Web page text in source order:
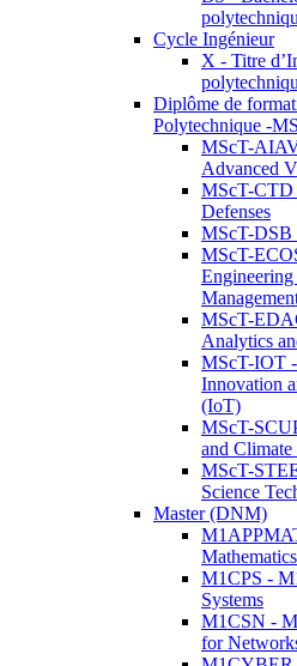
Cycle Ingénieur
X - Titre
Diplôme de
Polytechnique -
MScT-
Advanced
MScT-CTD
Defenses
MScT-DSB
MScT-
MScT-
Analytics
MScT-IOT
Innovation
(IoT)
MScT-
and
MScT-
Science
Master (DNM)
M1CPS -
Systems
M1CSN -
for